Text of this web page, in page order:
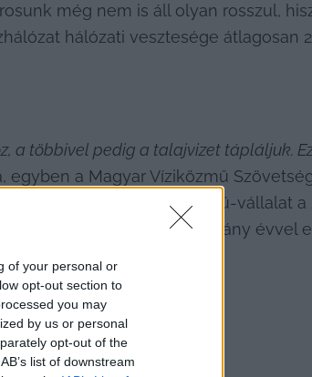
of your personal or
opt-out section to
you may
by us or personal
opt-out of the
list of downstream
még nem is áll olyan rosszul,
hálózati vesztesége átlagosan
a többivel pedig a talajvizet tápláljuk.
egyben a Magyar Víziközmű
bele a régiós víziközmű-vállalat a
egyetemben néhány évvel